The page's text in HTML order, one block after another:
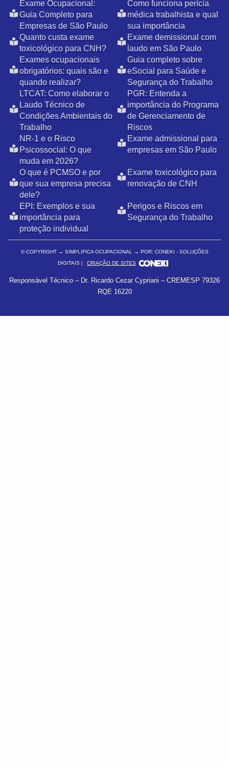
Exame Ocupacional:
Guia Completo para
Empresas de São Paulo
Como funciona perícia
médica trabalhista e qual
sua importância
Quanto custa exame
toxicológico para CNH?
Exame demissional com
laudo em São Paulo
Exames ocupacionais
obrigatórios: quais são e
quando realizar?
Guia completo sobre
eSocial para Saúde e
Segurança do Trabalho
LTCAT: Como elaborar o
Laudo Técnico de
Condições Ambientais do
Trabalho
PGR: Entenda a
importância do Programa
de Gerenciamento de
Riscos
NR-1 e o Risco
Psicossocial: O que
muda em 2026?
Exame admissional para
empresas em São Paulo
O que é PCMSO e por
que sua empresa precisa
dele?
Exame toxicológico para
renovação de CNH
EPI: Exemplos e sua
importância para
proteção individual
Perigos e Riscos em
Segurança do Trabalho
© COPYRIGHT → SIMPLIFICA OCUPACIONAL → POR: CONEKI - SOLUÇÕES
DIGITAIS |
CRIAÇÃO DE SITES
Responsável Técnico – Dr. Ricardo Cezar Cypriani – CREMESP 79326
RQE 16220